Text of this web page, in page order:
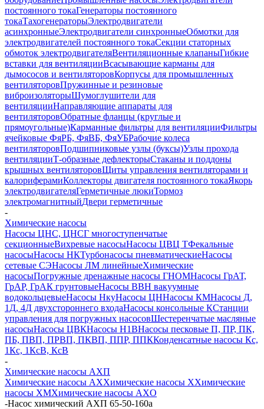
постоянного токаГенераторы постоянного
токаТахогенераторыЭлектродвигатели
асинхронныеЭлектродвигатели синхронныеОбмотки для
электродвигателей постоянного токаСекции статорных
обмоток электродвигателяВентиляционные клапаныГибкие
вставки для вентиляцииВсасывающие карманы для
дымососов и вентиляторовКорпусы для промышленных
вентиляторовПружинные и резиновые
виброизоляторыШумоглушители для
вентиляцииНаправляющие аппараты для
вентиляторовОбратные фланцы (круглые и
прямоугольные)Карманные фильтры для вентиляцииФильтры
ячейковые ФяРБ, ФяВБ, ФяУБРабочие колеса
вентиляторовПодшипниковые узлы (буксы)Узлы прохода
вентиляцииТ-образные дефлекторыСтаканы и поддоны
крышных вентиляторовЩиты управления вентиляторами и
калориферамиКоллекторы двигателя постоянного токаЯкорь
электродвигателяГерметичные люкиТормоз
электромагнитныйДвери герметичные
-
Химические насосы
Насосы ЦНС, ЦНСГ многоступенчатые
секционныеВихревые насосыНасосы ЦВЦ ТФекальные
насосыНасосы НКТурбонасосы пневматическиеНасосы
сетевые СЭНасосы ЛМ линейныеХимические
насосыПогружные дренажные насосы ГНОМНасосы ГрАТ,
ГрАР, ГрАК грунтовыеНасосы ВВН вакуумные
водокольцевыеНасосы НкуНасосы ЦННасосы КМНасосы Д,
1Д, 4Д двухстороннего входаНасосы консольные КСтанции
управления для погружных насосовШестеренчатые масляные
насосыНасосы ЦВКНасосы Н1ВНасосы песковые П, ПР, ПК,
ПБ, ПВП, ПРВП, ПКВП, ППР, ППККонденсатные насосы Кс,
1Кс, 1КсВ, КсВ
-
Химические насосы АХП
Химические насосы AXХимические насосы XХимические
насосы XМХимические насосы AXО
-Насос химический АХП 65-50-160а